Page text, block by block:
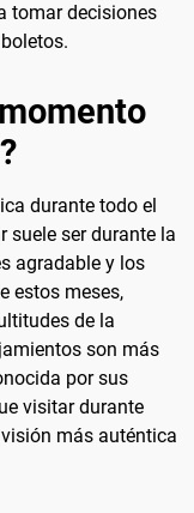
tomar decisiones
durante todo el
suele ser durante la
agradable y los
estos meses,
de la
son más
por sus
visitar durante
más auténtica